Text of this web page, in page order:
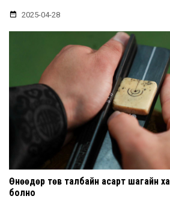
2025-04-28
Өнөөдөр төв талбайн асарт шагайн
болно